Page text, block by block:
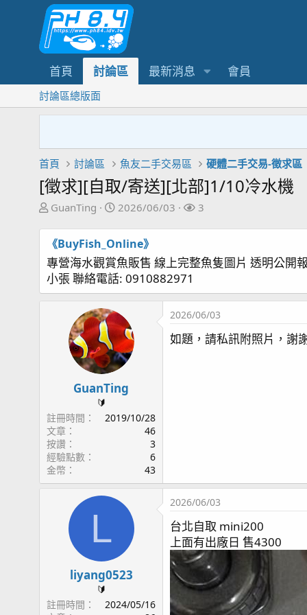
首頁 討論區 最新消息 會員
討論區總版面
首頁 討論區 魚友二手交易區 硬體二手交易-徵求區
[徵求][自取/寄送][北部]1/10冷水機
主
發
起
人
GuanTing
開
期
2026/06/03
關
3
《BuyFish_Online》
專營海水觀賞魚販售 線上完整魚隻圖片 透明公開
小張 聯絡電話: 0910882971
GuanTing
🔰
註冊時間
2019/10/28
文章
46
按讚
3
經驗點數
6
金幣
43
2026/06/03
如題，請私訊附照片，謝
L
liyang0523
🔰
註冊時間
2024/05/16
2026/06/03
台北自取 mini200
上面有出廠日 售4300